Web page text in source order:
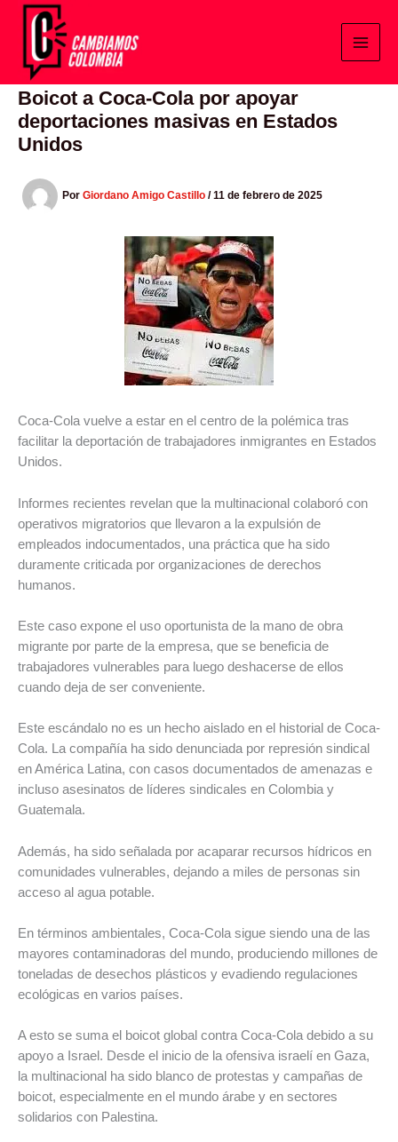
contenido
Boicot a Coca-Cola por apoyar
deportaciones masivas en Estados
Unidos
Por Giordano Amigo Castillo /11 de febrero de 2025
Coca-Cola vuelve a estar en el centro de la polémica tras
facilitar la deportación de trabajadores inmigrantes en Estados
Unidos.
Informes recientes revelan que la multinacional colaboró con
operativos migratorios que llevaron a la expulsión de
empleados indocumentados, una práctica que ha sido
duramente criticada por organizaciones de derechos
humanos.
Este caso expone el uso oportunista de la mano de obra
migrante por parte de la empresa, que se beneficia de
trabajadores vulnerables para luego deshacerse de ellos
cuando deja de ser conveniente.
Este escándalo no es un hecho aislado en el historial de Coca-
Cola. La compañía ha sido denunciada por represión sindical
en América Latina, con casos documentados de amenazas e
incluso asesinatos de líderes sindicales en Colombia y
Guatemala.
Además, ha sido señalada por acaparar recursos hídricos en
comunidades vulnerables, dejando a miles de personas sin
acceso al agua potable.
En términos ambientales, Coca-Cola sigue siendo una de las
mayores contaminadoras del mundo, produciendo millones de
toneladas de desechos plásticos y evadiendo regulaciones
ecológicas en varios países.
A esto se suma el boicot global contra Coca-Cola debido a su
apoyo a Israel. Desde el inicio de la ofensiva israelí en Gaza,
la multinacional ha sido blanco de protestas y campañas de
boicot, especialmente en el mundo árabe y en sectores
solidarios con Palestina.